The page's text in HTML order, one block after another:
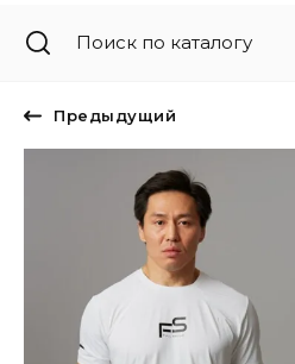
Предыдущий